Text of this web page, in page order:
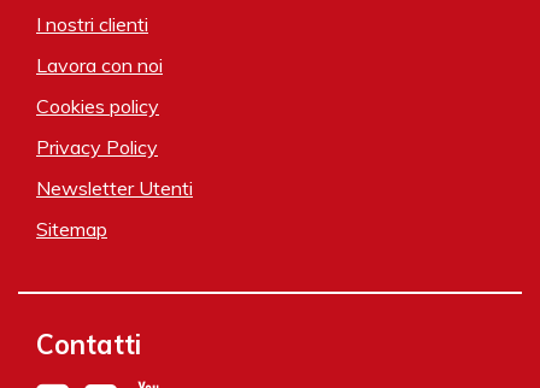
I nostri clienti
Lavora con noi
Cookies policy
Privacy Policy
Newsletter Utenti
Sitemap
Contatti